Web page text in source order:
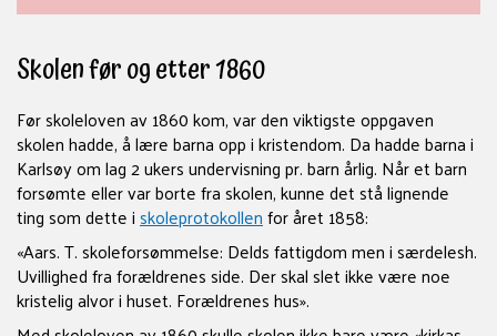
Skolen før og etter 1860
Før skoleloven av 1860 kom, var den viktigste oppgaven
skolen hadde, å lære barna opp i kristendom. Da hadde barna i
Karlsøy om lag 2 ukers undervisning pr. barn årlig. Når et barn
forsømte eller var borte fra skolen, kunne det stå lignende
ting som dette iskoleprotokollenfor året 1858:
«Aars. T. skoleforsømmelse: Delds fattigdom men i særdelesh.
Uvillighed fra forældrenes side. Der skal slet ikke være noe
kristelig alvor i huset. Forældrenes hus».